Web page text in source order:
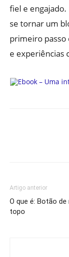
fiel e
se tornar um
primeiro passo
e experiências
Artigo anterior
O que é: Botão
topo